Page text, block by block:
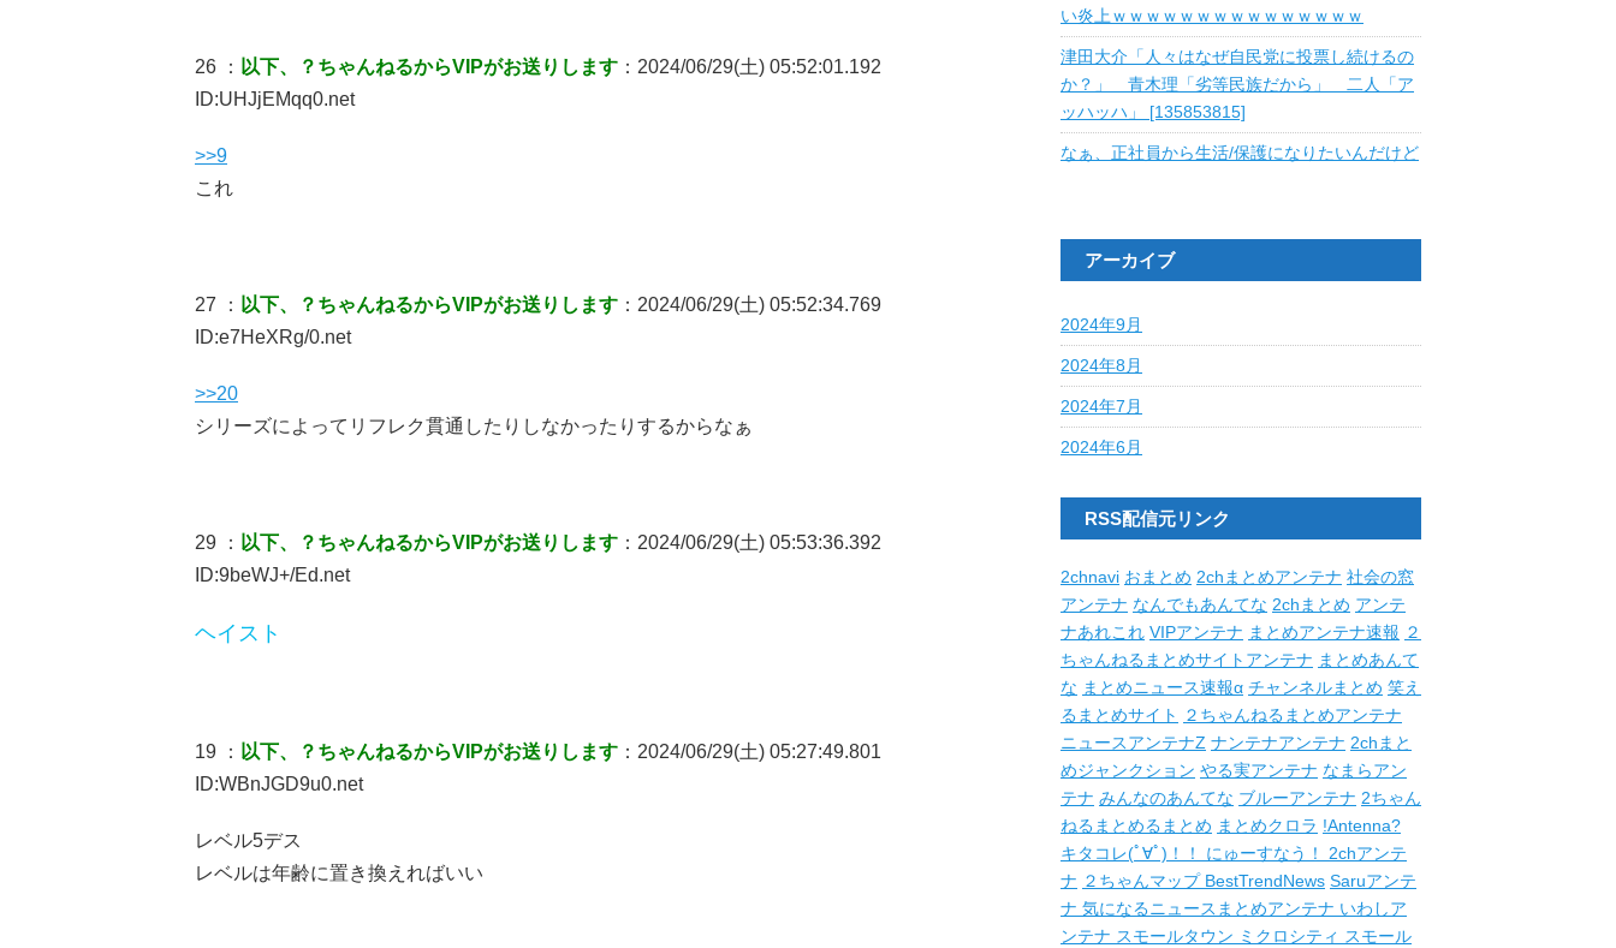
26 ： 以下、？ちゃんねるからVIPがお送りします ：2024/06/29(土) 05:52:01.192
ID:UHJjEMqq0.net
>>9
これ
27 ： 以下、？ちゃんねるからVIPがお送りします ：2024/06/29(土) 05:52:34.769
ID:e7HeXRg/0.net
>>20
シリーズによってリフレク貫通したりしなかったりするからなぁ
29 ： 以下、？ちゃんねるからVIPがお送りします ：2024/06/29(土) 05:53:36.392
ID:9beWJ+/Ed.net
ヘイスト
19 ： 以下、？ちゃんねるからVIPがお送りします ：2024/06/29(土) 05:27:49.801
ID:WBnJGD9u0.net
レベル5デス
レベルは年齢に置き換えればいい
い炎上ｗｗｗｗｗｗｗｗｗｗｗｗｗｗｗ
津田大介「人々はなぜ自民党に投票し続けるの
か？」 青木理「劣等民族だから」 二人「ア
ッハッハ」 [135853815]
なぁ、正社員から生活/保護になりたいんだけど
アーカイブ
2024年9月
2024年8月
2024年7月
2024年6月
RSS配信元リンク
2chnavi おまとめ 2chまとめアンテナ 社会の窓
アンテナ なんでもあんてな 2chまとめ アンテ
ナあれこれ VIPアンテナ まとめアンテナ速報 ２
ちゃんねるまとめサイトアンテナ まとめあんて
な まとめニュース速報α チャンネルまとめ 笑え
るまとめサイト
２ちゃんねるまとめアンテナ
ニュースアンテナZ ナンテナアンテナ 2chまと
めジャンクション やる実アンテナ なまらアン
テナ みんなのあんてな ブルーアンテナ 2ちゃん
ねるまとめるまとめ まとめクロラ !Antenna?
キタコレ(ﾟ∀ﾟ)！！ にゅーすなう！ 2chアンテ
ナ ２ちゃんマップ BestTrendNews Saruアンテ
ナ 気になるニュースまとめアンテナ いわしア
ンテナ スモールタウン ミクロシティ スモール